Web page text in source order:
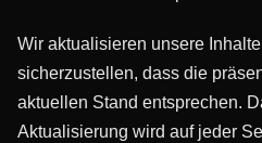
Wir aktualisieren unsere
sicherzustellen, dass die
aktuellen Stand entsprechen.
Aktualisierung wird auf jeder